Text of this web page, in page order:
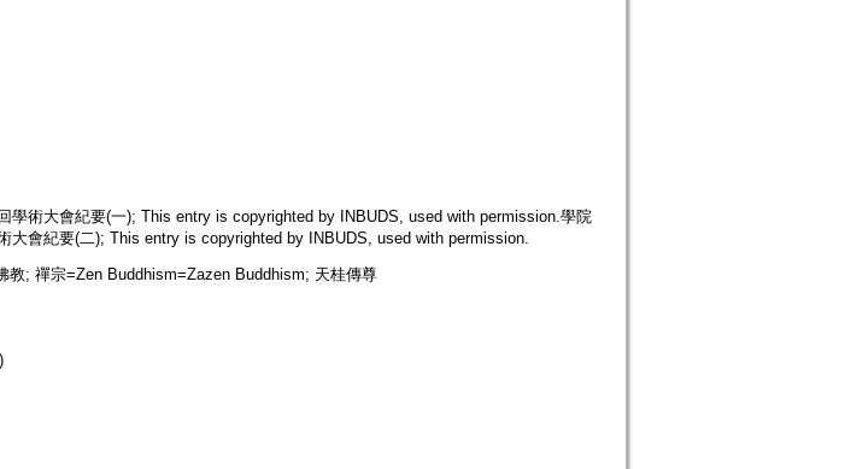
學術大會紀要(一); This entry is copyrighted by INBUDS, used with permission.學院
大會紀要(二); This entry is copyrighted by INBUDS, used with permission.
教; 禪宗=Zen Buddhism=Zazen Buddhism; 天桂傳尊